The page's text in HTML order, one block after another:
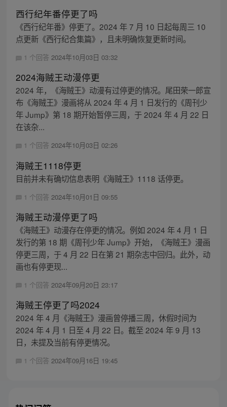
西行纪年番停更了吗
《西行纪年番》停更了。2024 年 7 月 10 日起每周三 10
点更新《西行纪合集篇》，且未明确恢复更新时间。
1 个回答 2024年10月03日 03:32
2024海贼王动漫停更
2024 年，《海贼王》动漫有过停更的情况。尾田荣一郎宣
布《海贼王》漫画将从 2024 年 4 月 1 日发行的《周刊少
年 Jump》第 18 期开始暂停三周，于 2024 年 4 月 22 日
在该杂...
1 个回答 2024年10月03日 02:26
海贼王1118停更
目前并未有确切信息表明《海贼王》1118 话停更。
1 个回答 2024年10月01日 09:55
海贼王动漫停更了吗
《海贼王》动漫存在停更的情况。例如 2024 年 4 月 1 日
发行的第 18 期《周刊少年 Jump》开始，《海贼王》漫画
停更三周，于 4 月 22 日在第 21 期杂志中回归。此外，动
画也有停更现...
1 个回答 2024年09月20日 23:17
海贼王停更了吗2024
2024 年 4 月《海贼王》漫画曾停播三周，休假时间为
2024 年 4 月 1 日至 4 月 22 日。截至 2024 年 9 月 13
日，未提及当前有停更情况。
1 个回答 2024年09月16日 19:45